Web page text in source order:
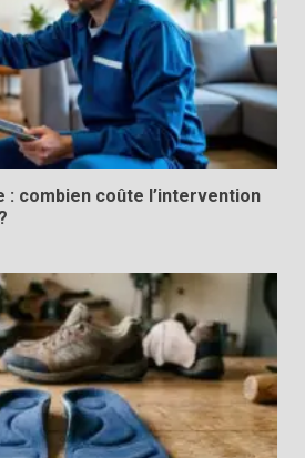
: combien coûte l’intervention